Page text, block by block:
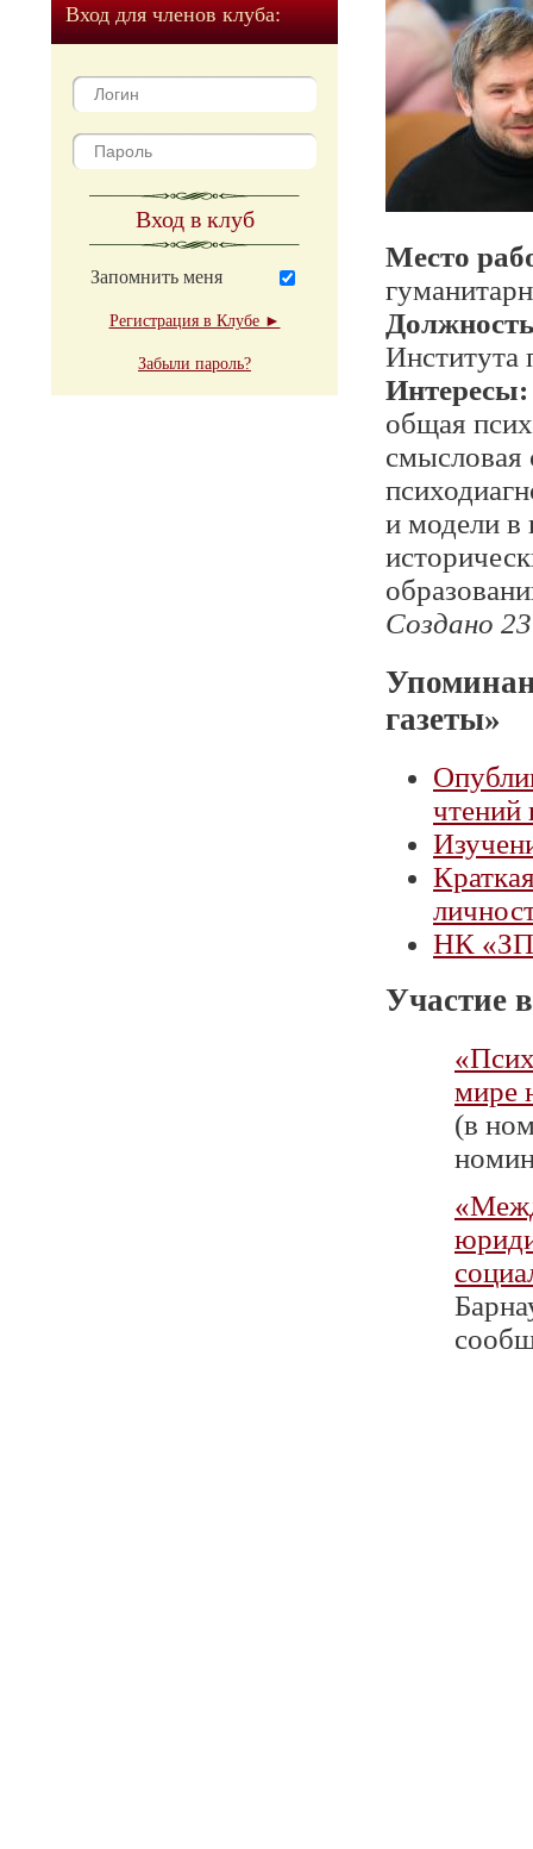
Вход для членов клуба:
Вход в клуб
Запомнить меня
Регистрация в Клубе ►
Забыли пароль?
Место
Института
Интересы:
общая
смысловая
и модели в
Создано
газеты»
чтений
НК
Участие
мире
(в